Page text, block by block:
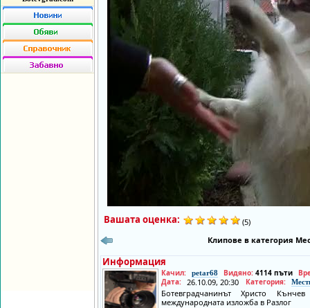
Video
Вашата оценка:
(5)
Клипове в категория
Информация
Качил: petar68 Видяно: 4114 пъти
Дата: 26.10.09, 20:30 Категория:
Ботевградчанинът Христо
международната изложба в Разлог